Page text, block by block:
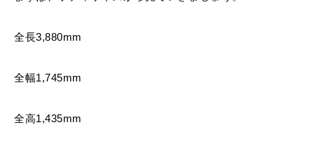
全長3,880mm
全幅1,745mm
全高1,435mm